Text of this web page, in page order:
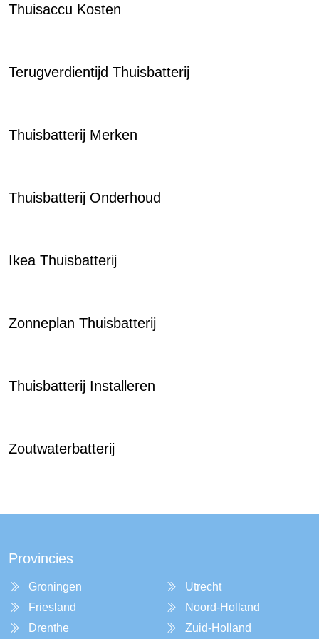
Thuisaccu Kosten
Terugverdientijd Thuisbatterij
Thuisbatterij Merken
Thuisbatterij Onderhoud
Ikea Thuisbatterij
Zonneplan Thuisbatterij
Thuisbatterij Installeren
Zoutwaterbatterij
Provincies
Groningen
Friesland
Drenthe
Utrecht
Noord-Holland
Zuid-Holland